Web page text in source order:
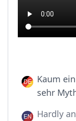
Kaum
sehr
Hardly